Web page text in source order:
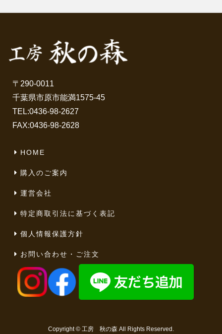
〒290-0011
千葉県市原市能満1575-45
TEL:0436-98-2627
FAX:0436-98-2628
HOME
購入のご案内
運営会社
特定商取引法に基づく表記
個人情報保護方針
お問い合わせ・ご注文
Copyright © 工房 秋の森 All Rights Reserved.